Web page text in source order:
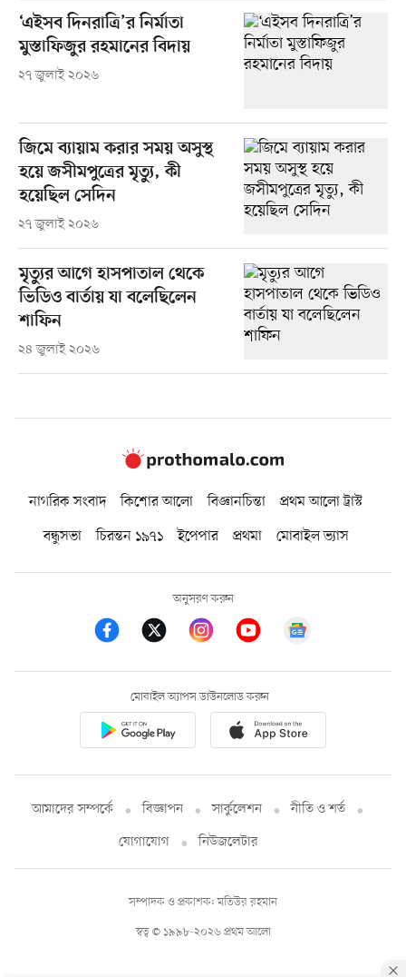
‘এইসব দিনরাত্রি’র নির্মাতা
মুস্তাফিজুর রহমানের বিদায়
২৭ জুলাই ২০২৬
জিমে ব্যায়াম করার সময় অসুস্থ
হয়ে জসীমপুত্রের মৃত্যু, কী
হয়েছিল সেদিন
২৭ জুলাই ২০২৬
মৃত্যুর আগে হাসপাতাল থেকে
ভিডিও বার্তায় যা বলেছিলেন
শাফিন
২৪ জুলাই ২০২৬
নাগরিক সংবাদ কিশোর আলো বিজ্ঞানচিন্তা
প্রথম আলো ট্রাস্ট
বন্ধুসভা
চিরন্তন ১৯৭১ ইপেপার প্রথমা মোবাইল ভ্যাস
অনুসরণ করুন
মোবাইল অ্যাপস ডাউনলোড করুন
আমাদের সম্পর্কে বিজ্ঞাপন সার্কুলেশন
নীতি ও শর্ত
যোগাযোগ
নিউজলেটার
স্বত্ব © ১৯৯৮-২০২৬ প্রথম আলো
সম্পাদক ও প্রকাশক: মতিউর রহমান